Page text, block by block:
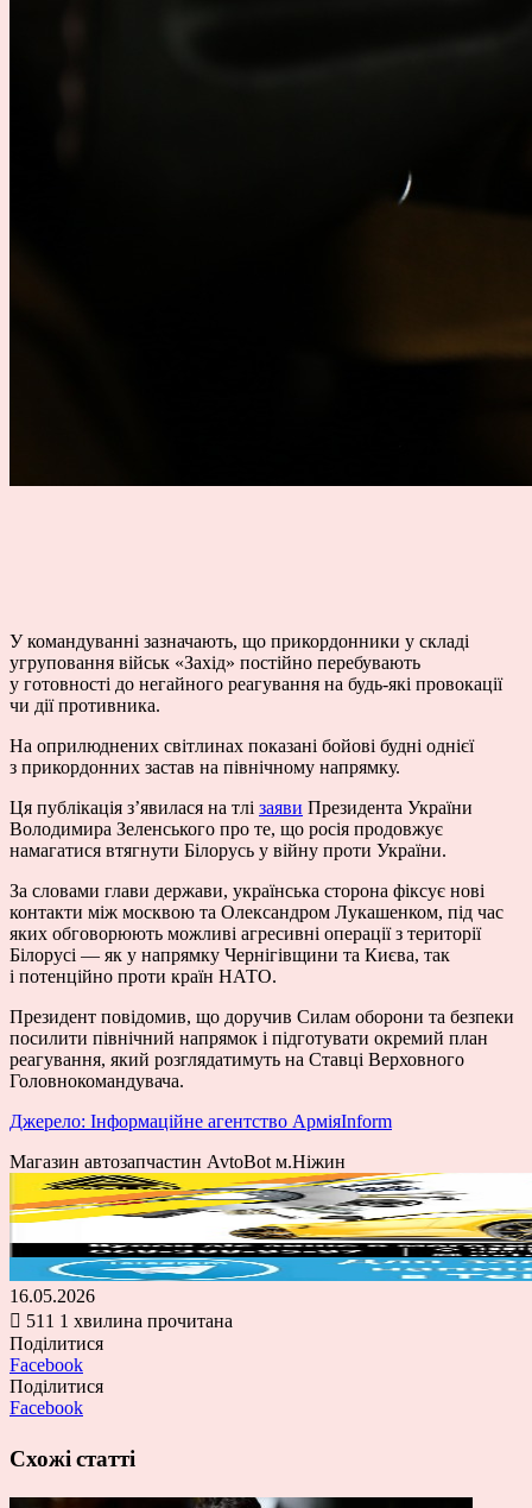
У командуванні зазначають, що прикордонники у складі
угруповання військ «Захід» постійно перебувають
у готовності до негайного реагування на будь-які провокації
чи дії противника.
На оприлюднених світлинах показані бойові будні однієї
з прикордонних застав на північному напрямку.
Ця публікація з’явилася на тлі заяви Президента України
Володимира Зеленського про те, що росія продовжує
намагатися втягнути Білорусь у війну проти України.
За словами глави держави, українська сторона фіксує нові
контакти між москвою та Олександром Лукашенком, під час
яких обговорюють можливі агресивні операції з території
Білорусі — як у напрямку Чернігівщини та Києва, так
і потенційно проти країн НАТО.
Президент повідомив, що доручив Силам оборони та безпеки
посилити північний напрямок і підготувати окремий план
реагування, який розглядатимуть на Ставці Верховного
Головнокомандувача.
Джерело: Інформаційне агентство АрміяInform
Магазин автозапчастин AvtoBot м.Ніжин
16.05.2026
511 1 хвилина прочитана
Поділитися
Facebook
Поділитися
Facebook
Схожі статті